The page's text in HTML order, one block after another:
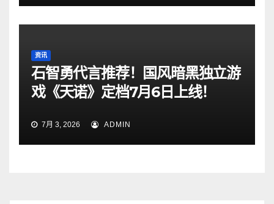
资讯
石智勇代言推荐！国风暗黑独立游
戏《天诺》定档7月6日上线！
7月 3, 2026 ADMIN